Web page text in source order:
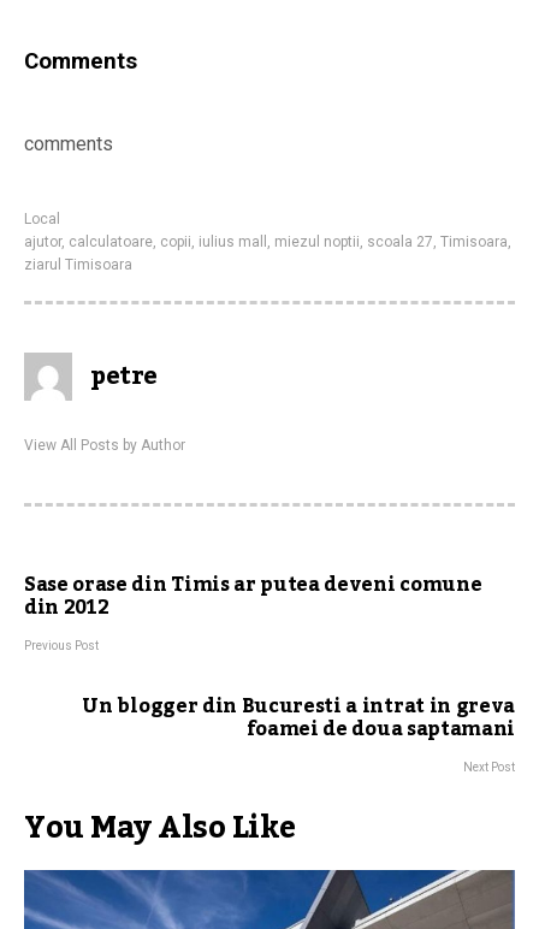
Comments
comments
Local
ajutor, calculatoare, copii, iulius mall , miezul noptii, scoala 27, Timisoara,
ziarul Timisoara
petre
View All Posts by Author
Sase orase din Timis ar putea deveni comune
din 2012
Previous Post
Un blogger din Bucuresti a intrat in greva
foamei de doua saptamani
Next Post
You May Also Like